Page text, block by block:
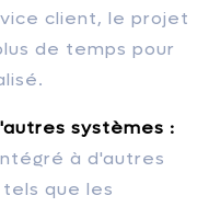
client, le projet
de temps pour
systèmes :
à d'autres
que les